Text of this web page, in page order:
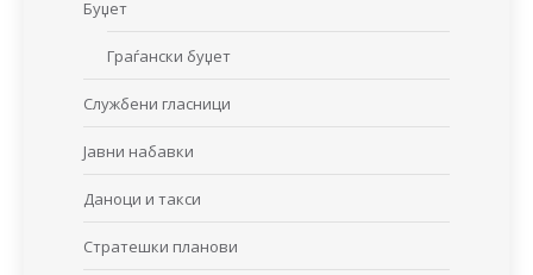
Буџет
Граѓански буџет
Службени гласници
Јавни набавки
Даноци и такси
Стратешки планови